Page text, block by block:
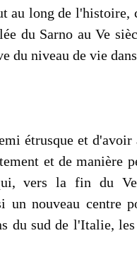
au long de l'histoire,
du Sarno au Ve
du niveau de vie
étrusque et
et de manière
vers la fin du
un nouveau
du sud de l'Italie,